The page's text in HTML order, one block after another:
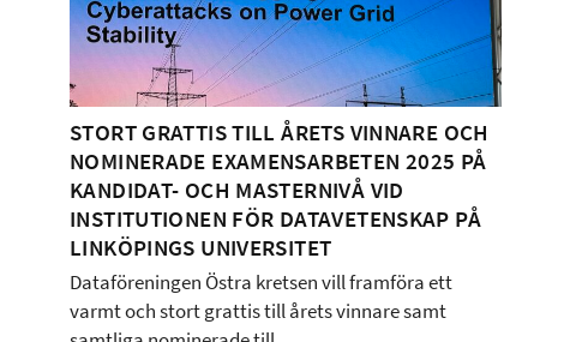
STORT GRATTIS TILL ÅRETS VINNARE OCH
NOMINERADE EXAMENSARBETEN 2025 PÅ
KANDIDAT- OCH MASTERNIVÅ VID
INSTITUTIONEN FÖR DATAVETENSKAP PÅ
LINKÖPINGS UNIVERSITET
Dataföreningen Östra kretsen vill framföra ett
varmt och stort grattis till årets vinnare samt